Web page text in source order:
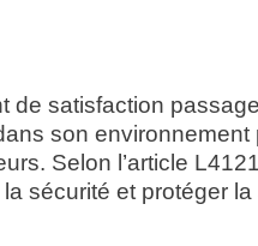
satisfaction
son
Selon l’article
sécurité et protéger